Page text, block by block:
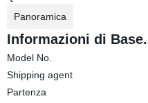
Panoramica
Informazioni di Base.
Model No.
Shipping agent
Partenza